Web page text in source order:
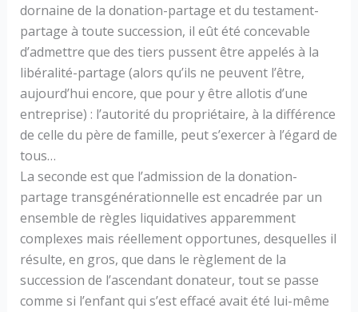
dornaine de la donation-partage et du testament-
partage à toute succession, il eût été concevable
d’admettre que des tiers pussent être appelés à la
libéralité-partage (alors qu’ils ne peuvent l’être,
aujourd’hui encore, que pour y être allotis d’une
entreprise) : l’autorité du propriétaire, à la différence
de celle du père de famille, peut s’exercer à l’égard de
tous…
La seconde est que l’admission de la donation-
partage transgénérationnelle est encadrée par un
ensemble de règles liquidatives apparemment
complexes mais réellement opportunes, desquelles il
résulte, en gros, que dans le règlement de la
succession de l’ascendant donateur, tout se passe
comme si l’enfant qui s’est effacé avait été lui-même